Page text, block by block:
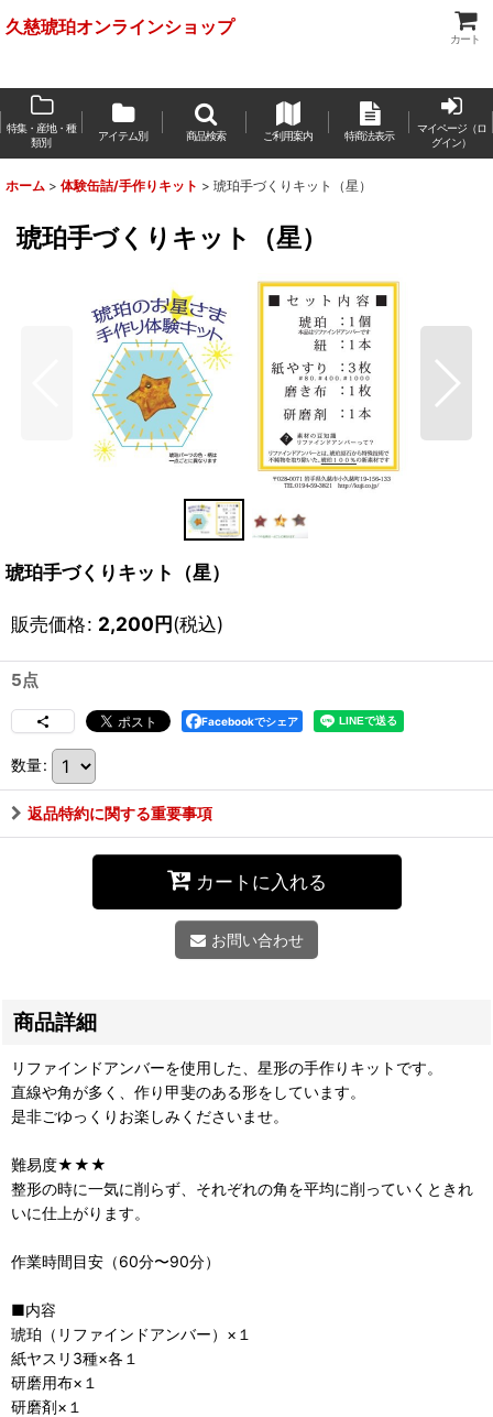
久慈琥珀オンラインショップ
カート
特集・産地・種
類別
アイテム別 商品検索 ご利用案内 特商法表示
マイページ（ロ
グイン）
ホーム > 体験缶詰/手作りキット > 琥珀手づくりキット（星）
琥珀手づくりキット（星）
琥珀手づくりキット（星）
販売価格: 2,200円(税込)
5点
Facebookでシェア
数量:
返品特約に関する重要事項
カートに入れる
お問い合わせ
商品詳細
リファインドアンバーを使用した、星形の手作りキットです。
直線や角が多く、作り甲斐のある形をしています。
是非ごゆっくりお楽しみくださいませ。
難易度★★★
整形の時に一気に削らず、それぞれの角を平均に削っていくときれ
いに仕上がります。
作業時間目安（60分〜90分）
■内容
琥珀（リファインドアンバー）×１
紙ヤスリ3種×各１
研磨用布×１
研磨剤×１